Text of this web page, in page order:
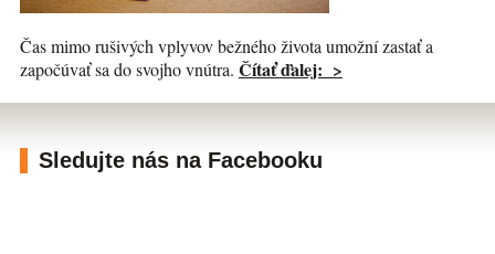
Čas mimo rušivých vplyvov bežného života umožní zastať a
započúvať sa do svojho vnútra. Čítať ďalej: >
Sledujte nás na Facebooku